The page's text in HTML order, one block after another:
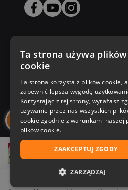
12,53 zł
Zakupy u nas
Nasza oferta
Nasi autorzy
Ta strona używa plików
cookie
Ta strona korzysta z plików cookie,
zapewnić lepszą wygodę
Korzystając z tej strony, wyrażasz
używanie przez nas wszystkich
cookie zgodnie z warunkami naszej
plików cookie.
ZAAKCEPTUJ ZGODY
ZARZĄDZAJ